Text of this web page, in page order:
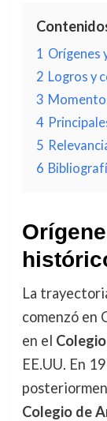
1 Orígenes
2 Logros y
3
4
5
6
La
comenzó en
en el
EE.UU. En
Colegio de